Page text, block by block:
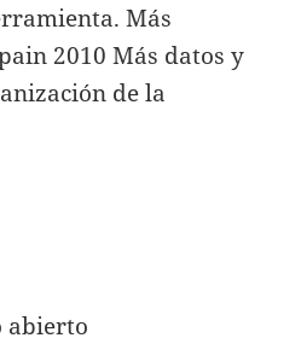
Más
2010 Más datos y
de la
abierto